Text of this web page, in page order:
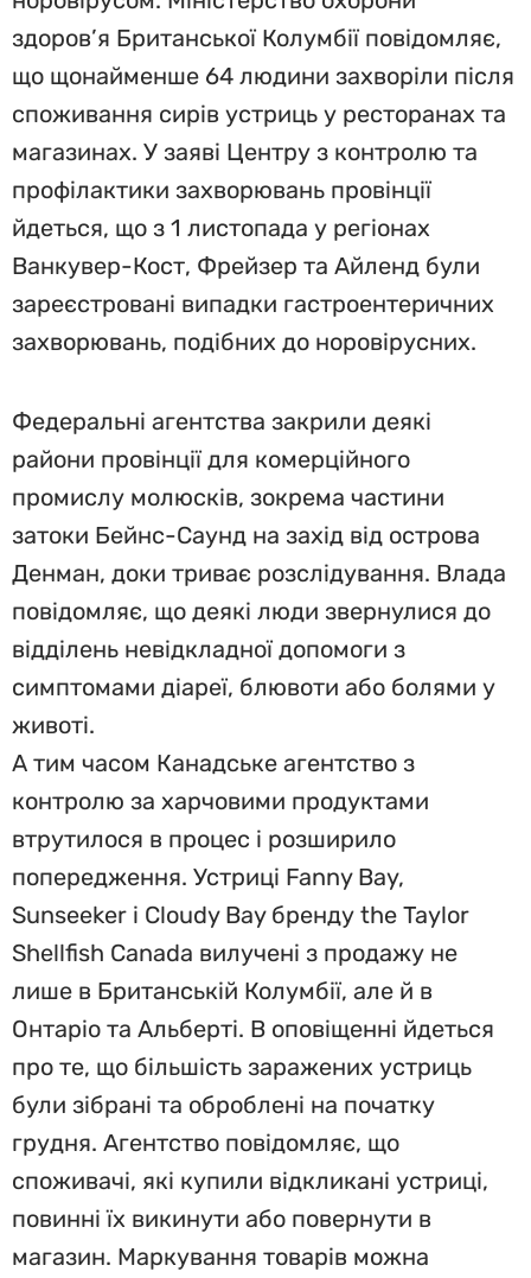
здоров’я Британської Колумбії повідомляє,
що щонайменше 64 людини захворіли після
споживання сирів устриць у ресторанах та
магазинах. У заяві Центру з контролю та
профілактики захворювань провінції
йдеться, що з 1 листопада у регіонах
Ванкувер-Кост, Фрейзер та Айленд були
зареєстровані випадки гастроентеричних
захворювань, подібних до норовірусних.
Федеральні агентства закрили деякі
райони провінції для комерційного
промислу молюсків, зокрема частини
затоки Бейнс-Саунд на захід від острова
Денман, доки триває розслідування. Влада
повідомляє, що деякі люди звернулися до
відділень невідкладної допомоги з
симптомами діареї, блювоти або болями у
животі.
А тим часом Канадське агентство з
контролю за харчовими продуктами
втрутилося в процес і розширило
попередження. Устриці Fanny Bay,
Sunseeker і Cloudy Bay бренду the Taylor
Shellfish Canada вилучені з продажу не
лише в Британській Колумбії, але й в
Онтаріо та Альберті. В оповіщенні йдеться
про те, що більшість заражених устриць
були зібрані та оброблені на початку
грудня. Агентство повідомляє, що
споживачі, які купили відкликані устриці,
повинні їх викинути або повернути в
магазин. Маркування товарів можна